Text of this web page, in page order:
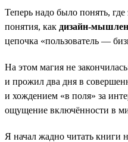
Теперь надо было понять,
понятия, как дизайн-
цепочка «пользователь —
На этом магия не
и прожил два дня в
и хождением «в поля» за
ощущение включённости в
Я начал жадно читать книги